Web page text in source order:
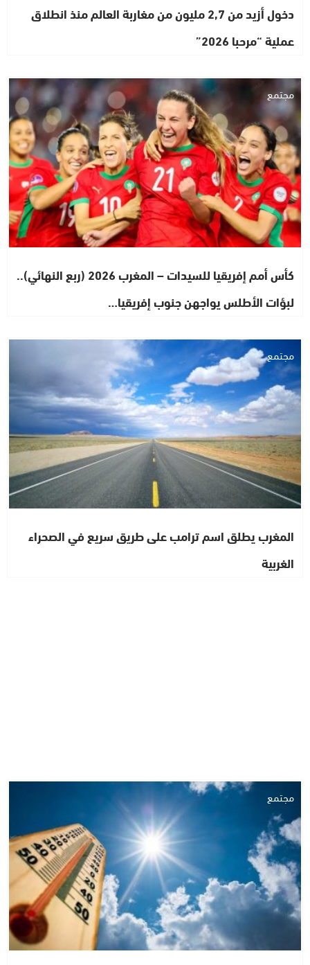
دخول أزيد من 2,7 مليون من مغاربة العالم منذ انطلاق
عملية “مرحبا 2026”
مجتمع
كأس أمم إفريقيا للسيدات – المغرب 2026 (ربع النهائي)..
لبؤات الأطلس يواجهن جنوب إفريقيا…
مجتمع
المغرب يطلق اسم ترامب على طريق سريع في الصحراء
الغربية
مجتمع